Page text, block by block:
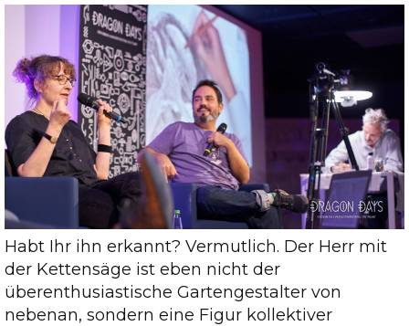
Habt Ihr ihn erkannt? Vermutlich. Der Herr mit
der Kettensäge ist eben nicht der
überenthusiastische Gartengestalter von
nebenan, sondern eine Figur kollektiver